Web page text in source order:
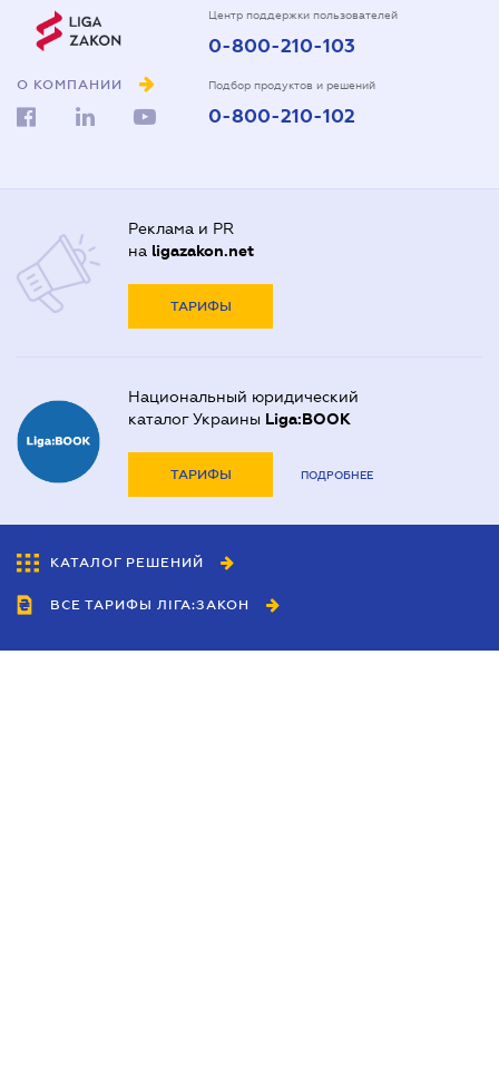
О КОМПАНИИ
Центр поддержки пользователей
0-800-210-103
Подбор продуктов и решений
0-800-210-102
Реклама и PR
на ligazakon.net
ТАРИФЫ
Национальный юридический
каталог Украины Liga:BOOK
ТАРИФЫ ПОДРОБНЕЕ
КАТАЛОГ РЕШЕНИЙ
ВСЕ ТАРИФЫ ЛІГА:ЗАКОН